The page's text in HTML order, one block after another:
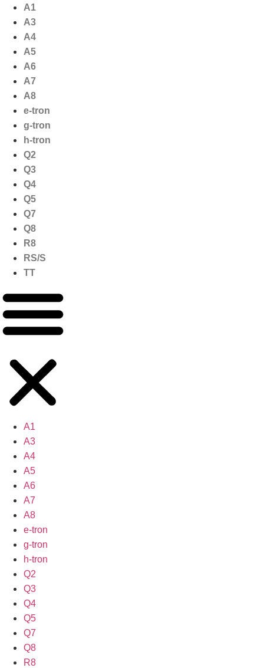
naar
inhoud
A1
A3
A4
A5
A6
A7
A8
e-tron
g-tron
h-tron
Q2
Q3
Q4
Q5
Q7
Q8
R8
RS/S
TT
A1
A3
A4
A5
A6
A7
A8
e-tron
g-tron
h-tron
Q2
Q3
Q4
Q5
Q7
Q8
R8